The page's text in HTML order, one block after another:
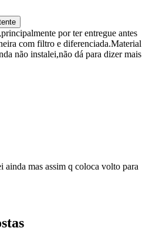
por ter entregue antes
com filtro e diferenciada.Material
não instalei,não dá para dizer mais
mas assim q coloca volto para